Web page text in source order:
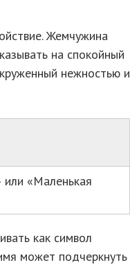
Жемчужина
на спокойный
нежностью и
«Маленькая
как символ
может подчеркнуть